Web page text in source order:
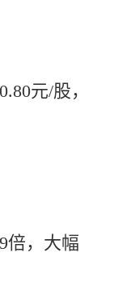
元/股，
倍，大幅